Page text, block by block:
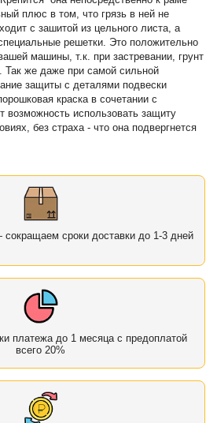
плюс в том, что грязь в ней не
с зашитой из цельного листа, а
решетки. Это положительно
машины, т.к. при застревании, грунт
Так же даже при самой сильной
защиты с деталями подвески
краска в сочетании с
возможность использовать защиту
без страха - что она подвергнется
сроки доставки до 1-3 дней
платежа до 1 месяца с предоплатой
всего 20%